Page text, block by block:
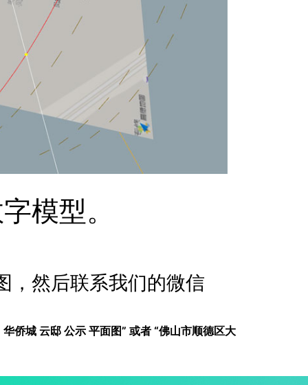
模型。
，然后联系我们的微信
侨城 云邸 公示 平面图” 或者 “佛山市顺德区大